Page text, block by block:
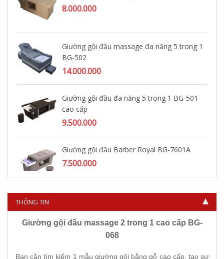
8.000.000
Giường gội đầu massage đa năng 5 trong 1
BG-502
14.000.000
Giường gội đầu đa năng 5 trong 1 BG-501
cao cấp
9.500.000
Giường gội đầu Barber Royal BG-7601A
7.500.000
THÔNG TIN
Giường gội đầu massage 2 trong 1 cao cấp BG-
068
Bạn cần tìm kiếm 1 mẫu giường gội bằng gỗ cao cấp, tạo sự